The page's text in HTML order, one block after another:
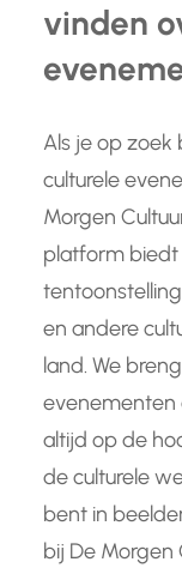
vinden
Als je op
culturele
Morgen
platform biedt
en andere
land. We
evenementen
altijd op de
de culturele
bent in
bij De Morgen